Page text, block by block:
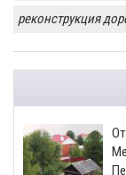
реконструкция